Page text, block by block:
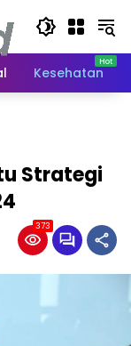
Kesehatan
Strategi
373